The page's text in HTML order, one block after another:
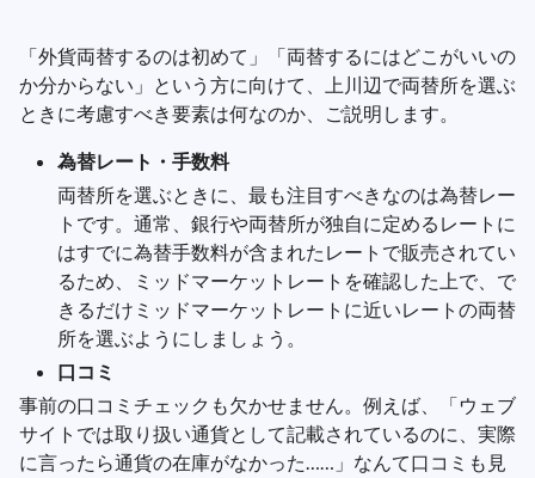
「外貨両替するのは初めて」「両替するにはどこがいいの
か分からない」という方に向けて、上川辺で両替所を選ぶ
ときに考慮すべき要素は何なのか、ご説明します。
為替レート・手数料
両替所を選ぶときに、最も注目すべきなのは為替レー
トです。通常、銀行や両替所が独自に定めるレートに
はすでに為替手数料が含まれたレートで販売されてい
るため、ミッドマーケットレートを確認した上で、で
きるだけミッドマーケットレートに近いレートの両替
所を選ぶようにしましょう。
口コミ
事前の口コミチェックも欠かせません。例えば、「ウェブ
サイトでは取り扱い通貨として記載されているのに、実際
に言ったら通貨の在庫がなかった……」なんて口コミも見